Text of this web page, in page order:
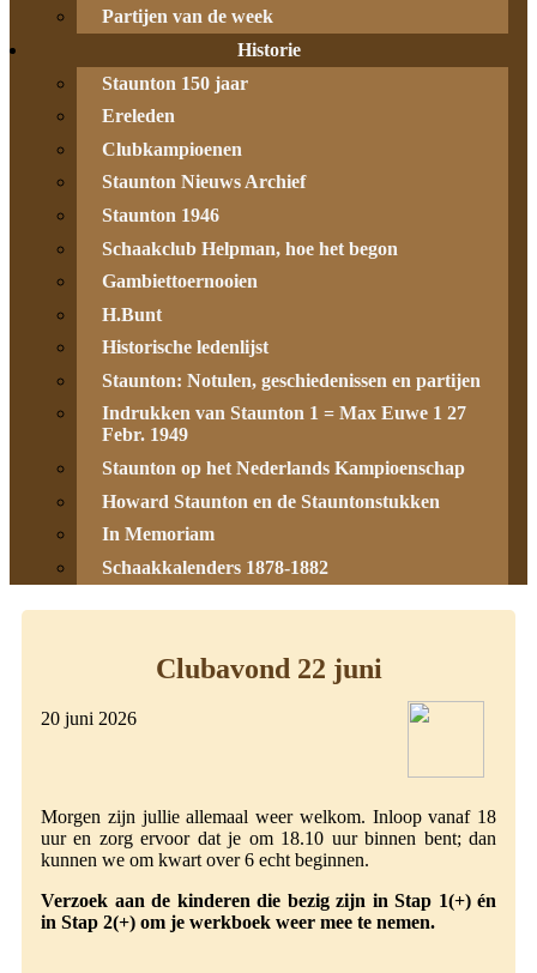
Partijen van de week
Historie
Staunton 150 jaar
Ereleden
Clubkampioenen
Staunton Nieuws Archief
Staunton 1946
Schaakclub Helpman, hoe het begon
Gambiettoernooien
H.Bunt
Historische ledenlijst
Staunton: Notulen, geschiedenissen en partijen
Indrukken van Staunton 1 = Max Euwe 1 27
Febr. 1949
Staunton op het Nederlands Kampioenschap
Howard Staunton en de Stauntonstukken
In Memoriam
Schaakkalenders 1878-1882
Clubavond 22 juni
20 juni 2026
Morgen zijn jullie allemaal weer welkom. Inloop vanaf 18
uur en zorg ervoor dat je om 18.10 uur binnen bent; dan
kunnen we om kwart over 6 echt beginnen.
Verzoek aan de kinderen die bezig zijn in Stap 1(+) én
in Stap 2(+) om je werkboek weer mee te nemen.